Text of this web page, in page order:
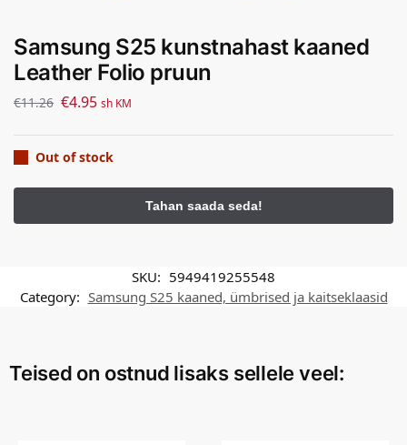
Samsung S25 kunstnahast kaaned
Leather Folio pruun
€11.26 €4.95 sh KM
Out of stock
SKU: 5949419255548
Category: Samsung S25 kaaned, ümbrised ja kaitseklaasid
Teised on ostnud lisaks sellele veel: